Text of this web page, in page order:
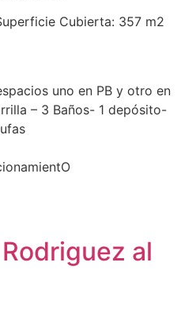
Cubierta: 357 m2
uno en PB y otro en
– 3 Baños- 1 depósito-
al